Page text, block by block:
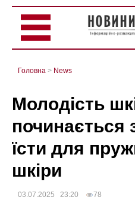
Головна > News
Молодість
починається
їсти для
шкіри
03.07.2025 23:20 78